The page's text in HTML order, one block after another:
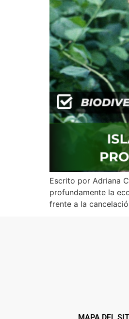
Escrito por Adriana
profundamente la
frente a la